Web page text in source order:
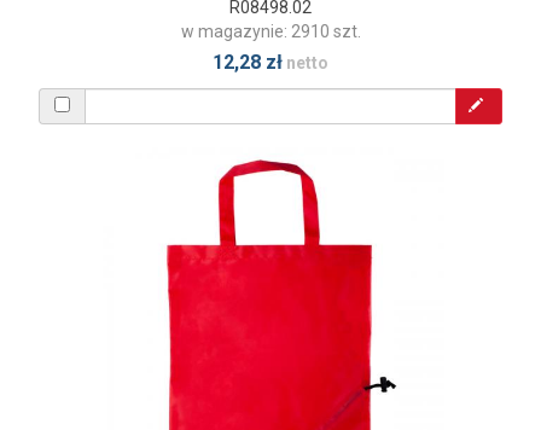
R08498.02
w magazynie: 2910 szt.
12,28 zł netto